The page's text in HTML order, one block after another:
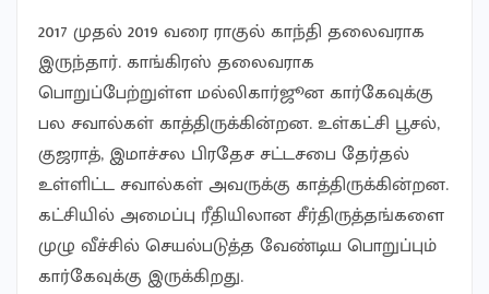
2017 முதல் 2019 வரை ராகுல் காந்தி தலைவராக
இருந்தார். காங்கிரஸ் தலைவராக
பொறுப்பேற்றுள்ள மல்லிகார்ஜூன கார்கேவுக்கு
பல சவால்கள் காத்திருக்கின்றன. உள்கட்சி பூசல்,
குஜராத், இமாச்சல பிரதேச சட்டசபை தேர்தல்
உள்ளிட்ட சவால்கள் அவருக்கு காத்திருக்கின்றன.
கட்சியில் அமைப்பு ரீதியிலான சீர்திருத்தங்களை
முழு வீச்சில் செயல்படுத்த வேண்டிய பொறுப்பும்
கார்கேவுக்கு இருக்கிறது.